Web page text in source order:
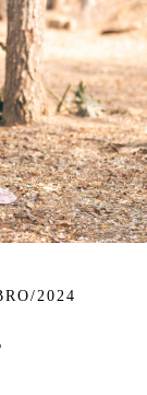
2024